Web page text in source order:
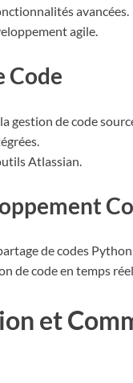
avancées.
agile.
Code
gestion de code
Atlassian.
de codes
de code en temps
et